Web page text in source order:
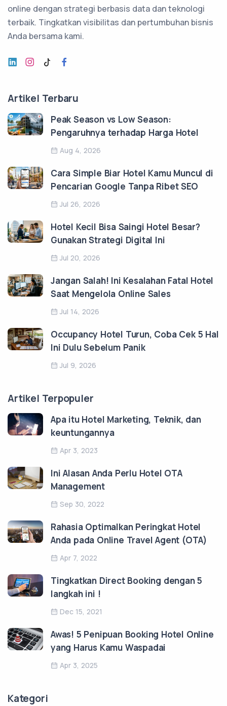
online dengan strategi berbasis data dan teknologi
terbaik. Tingkatkan visibilitas dan pertumbuhan bisnis
Anda bersama kami.
Artikel Terbaru
Peak Season vs Low Season:
Pengaruhnya terhadap Harga Hotel
Aug 4, 2026
Cara Simple Biar Hotel Kamu Muncul di
Pencarian Google Tanpa Ribet SEO
Jul 26, 2026
Hotel Kecil Bisa Saingi Hotel Besar?
Gunakan Strategi Digital Ini
Jul 20, 2026
Jangan Salah! Ini Kesalahan Fatal Hotel
Saat Mengelola Online Sales
Jul 14, 2026
Occupancy Hotel Turun, Coba Cek 5 Hal
Ini Dulu Sebelum Panik
Jul 9, 2026
Artikel Terpopuler
Apa itu Hotel Marketing, Teknik, dan
keuntungannya
Apr 3, 2023
Ini Alasan Anda Perlu Hotel OTA
Management
Sep 30, 2022
Rahasia Optimalkan Peringkat Hotel
Anda pada Online Travel Agent (OTA)
Apr 7, 2022
Tingkatkan Direct Booking dengan 5
langkah ini !
Dec 15, 2021
Awas! 5 Penipuan Booking Hotel Online
yang Harus Kamu Waspadai
Apr 3, 2025
Kategori